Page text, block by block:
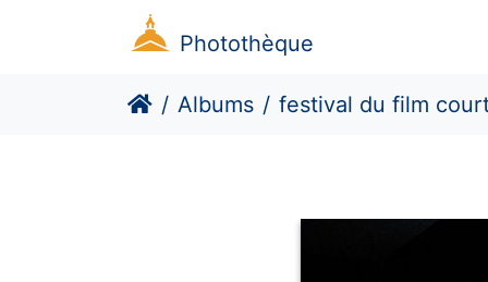
Photothèque
Albums festival du film